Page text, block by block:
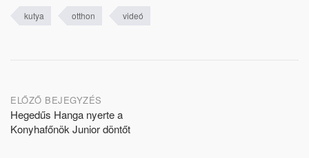
kutya otthon videó
Post
navigation
ELŐZŐ BEJEGYZÉS
Hegedűs Hanga nyerte a
Konyhafőnök Junior döntőt